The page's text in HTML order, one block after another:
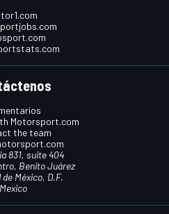
Motorsport.com
the team
831, suite 404
Benito Juárez
de México, D.F.
Mexico